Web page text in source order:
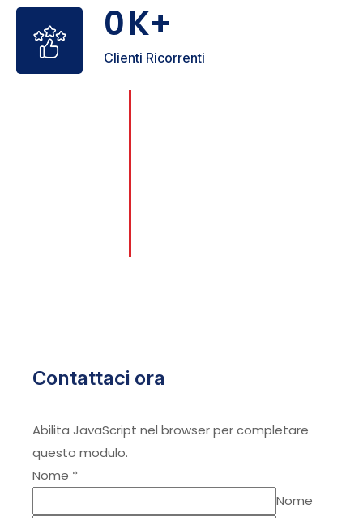
0K+
Clienti Ricorrenti
Contattaci ora
Abilita JavaScript nel browser per completare
questo modulo.
Nome *
Nome